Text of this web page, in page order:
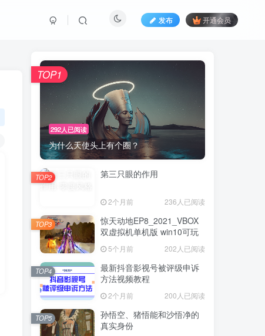
发布 开通会员
292人已阅读
为什么天使头上有个圈？
TOP1
第三只眼的作用
2个月前 236人已阅读
TOP2
惊天动地EP8_2021_VBOX
双虚拟机单机版 win10可玩
5个月前 202人已阅读
TOP3
最新抖音影视号被评级申诉
方法视频教程
2个月前 200人已阅读
TOP4
孙悟空、猪悟能和沙悟净的
真实身份
TOP5